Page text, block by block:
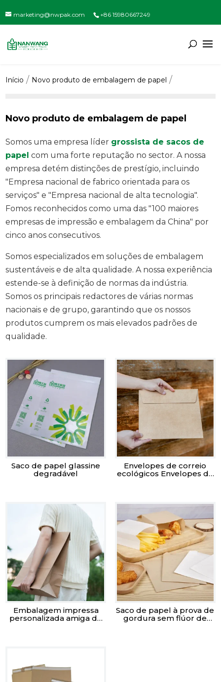
marketing@nwpak.com +86 15980667249
Início Novo produto de embalagem de papel
Novo produto de embalagem de papel
Somos uma empresa líder grossista de sacos de
papel com uma forte reputação no sector. A nossa
empresa detém distinções de prestígio, incluindo
"Empresa nacional de fabrico orientada para os
serviços" e "Empresa nacional de alta tecnologia".
Fomos reconhecidos como uma das "100 maiores
empresas de impressão e embalagem da China" por
cinco anos consecutivos.
Somos especializados em soluções de embalagem
sustentáveis e de alta qualidade. A nossa experiência
estende-se à definição de normas da indústria.
Somos os principais redactores de várias normas
nacionais e de grupo, garantindo que os nossos
produtos cumprem os mais elevados padrões de
qualidade.
Saco de papel glassine
degradável
Envelopes de correio
ecológicos Envelopes de
comércio eletrónico,
vestuário e documentos
Embalagem impressa
personalizada amiga do
Saco de papel à prova de
gordura sem flúor de